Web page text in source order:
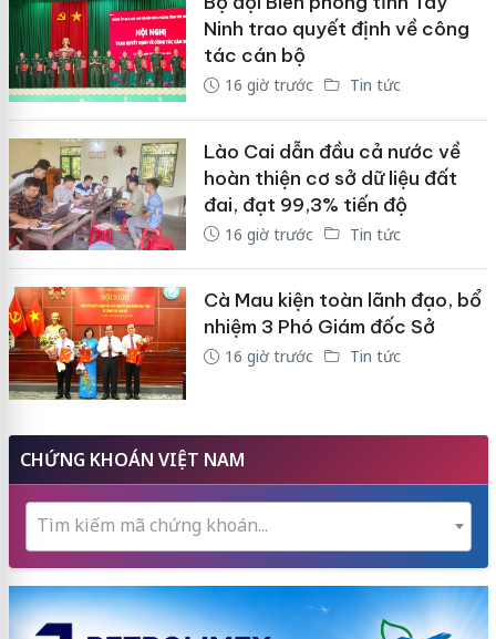
Ninh trao quyết định về công
tác cán bộ
16 giờ trước Tin tức
Lào Cai dẫn đầu cả nước về
hoàn thiện cơ sở dữ liệu đất
đai, đạt 99,3% tiến độ
16 giờ trước Tin tức
Cà Mau kiện toàn lãnh đạo, bổ
nhiệm 3 Phó Giám đốc Sở
16 giờ trước Tin tức
CHỨNG KHOÁN VIỆT NAM
Tìm kiếm mã chứng khoán...